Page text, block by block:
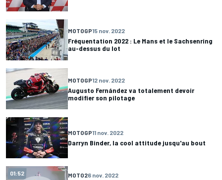
MOTOGP15 nov. 2022
Fréquentation 2022 : Le Mans et le Sachsenring
au-dessus du lot
MOTOGP12 nov. 2022
Augusto Fernández va totalement devoir
modifier son pilotage
MOTOGP11 nov. 2022
Darryn Binder, la cool attitude jusqu'au bout
01:52 MOTO26 nov. 2022